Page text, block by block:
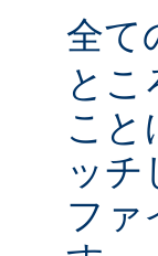
全て
とこ
こと
ッチ
ファ